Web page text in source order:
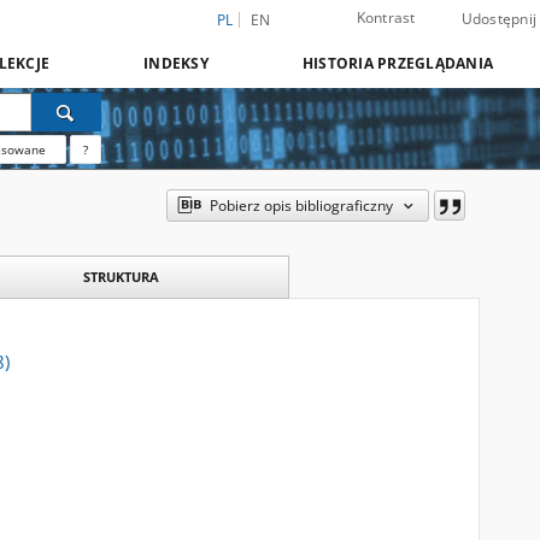
PL EN Kontrast Udostępnij
INDEKSY HISTORIA PRZEGLĄDANIA
?
Pobierz opis bibliograficzny
STRUKTURA